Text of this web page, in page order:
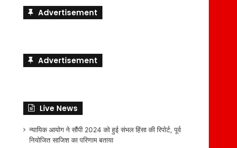
Advertisement
Advertisement
Live News
न्यायिक आयोग ने सौंपी 2024 को हुई संभल हिंसा की रिपोर्ट, पूर्व
नियोजित साजिश का परिणाम बताया